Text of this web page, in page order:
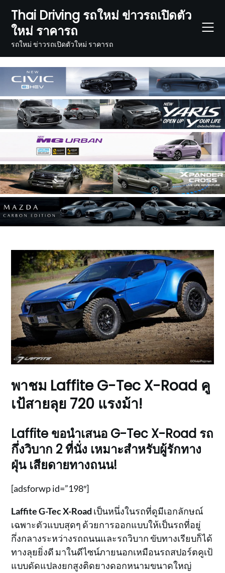
content
Thai Driving รถใหม่ ข่าวรถเปิดตัว
ใหม่ ราคารถ
รถใหม่ ข่าวรถเปิดตัวใหม่ ราคารถ
พาชม Laffite G-Tec X-Road คู
เป้สายลุย 720 แรงม้า!
Laffite ขอนำเสนอ G-Tec X-Road รถ
กึ่งวิบาก 2 ที่นั่ง เหมาะสำหรับผู้รักทาง
ฝุ่น เสียดายทางถนน!
[adsforwp id=”198″]
Laffite G-Tec X-Road เป็นหนึ่งในรถที่ดูมีเอกลักษณ์
เฉพาะตัวแบบสุดๆ ด้วยการออกแบบให้เป็นรถที่อยู่
กึ่งกลางระหว่างรถถนนและรถวิบาก ขับทางเรียบก็ได้
ทางลุยยิ่งดี มาในดีไซน์ภายนอกเหมือนรถสปอร์ตคูเป้
แบบดัดแปลงยกสูงติดยางดอกหนามขนาดใหญ่